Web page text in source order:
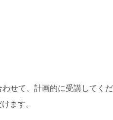
せて、計画的に受講してくだ
ます。